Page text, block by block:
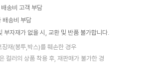
송비 고객 부담
배송비 부담
부자재가 없을 시, 교환 및 반품 불가합니다.
재(봉투,박스)를 훼손한 경우
컬러의 상품 착용 후, 재판매가 불가한 경